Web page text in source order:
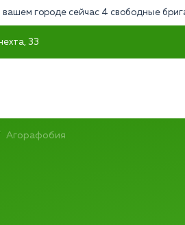
вашем городе сейчас 4 свободные
33
Агорафобия